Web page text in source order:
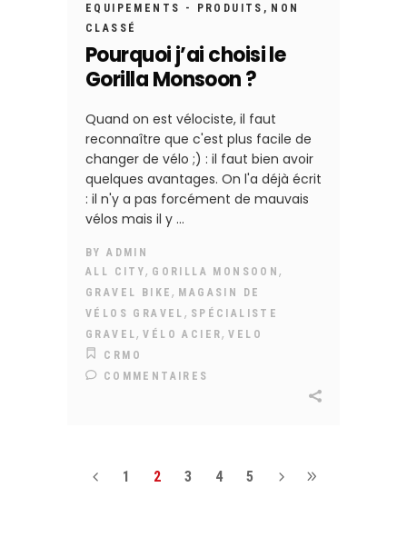
EQUIPEMENTS - PRODUITS
NON
CLASSÉ
Pourquoi j’ai choisi le
Gorilla Monsoon ?
Quand on est vélociste, il faut
reconnaître que c'est plus facile de
changer de vélo ;) : il faut bien avoir
quelques avantages. On l'a déjà écrit
: il n'y a pas forcément de mauvais
vélos mais il y
BYADMIN
ALL CITY, GORILLA MONSOON,
GRAVEL BIKE, MAGASIN DE
VÉLOS GRAVEL , SPÉCIALISTE
GRAVEL,VÉLO ACIER,VELO
CRMO
COMMENTAIRES
1 2 3 4 5